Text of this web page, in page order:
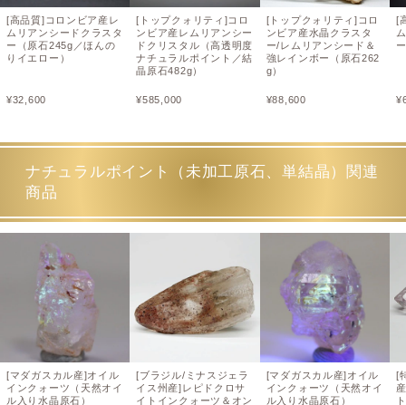
[高品質]コロンビア産レ
ムリアンシードクラスタ
ー（原石245g／ほんの
りイエロー）
¥32,600
[トップクォリティ]コロ
ンビア産レムリアンシー
ドクリスタル（高透明度
ナチュラルポイント／結
晶原石482g）
¥585,000
[トップクォリティ]コロ
ンビア産水晶クラスタ
ー/レムリアンシード＆
強レインボー（原石262
g）
¥88,600
[
¥
ナチュラルポイント（未加工原石、単結晶）関連
商品
[マダガスカル産]オイル
インクォーツ（天然オイ
ル入り水晶原石）
[ブラジル/ミナスジェラ
イス州産]レピドクロサ
イトインクォーツ＆オン
[マダガスカル産]オイル
インクォーツ（天然オイ
ル入り水晶原石）
[